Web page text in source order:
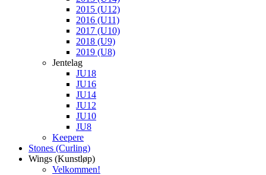
2015 (U12)
2016 (U11)
2017 (U10)
2018 (U9)
2019 (U8)
Jentelag
JU18
JU16
JU14
JU12
JU10
JU8
Keepere
Stones (Curling)
Wings (Kunstløp)
Velkommen!